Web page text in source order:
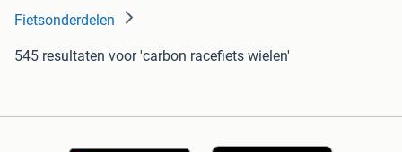
Fietsonderdelen
545 resultaten voor 'carbon racefiets wielen'